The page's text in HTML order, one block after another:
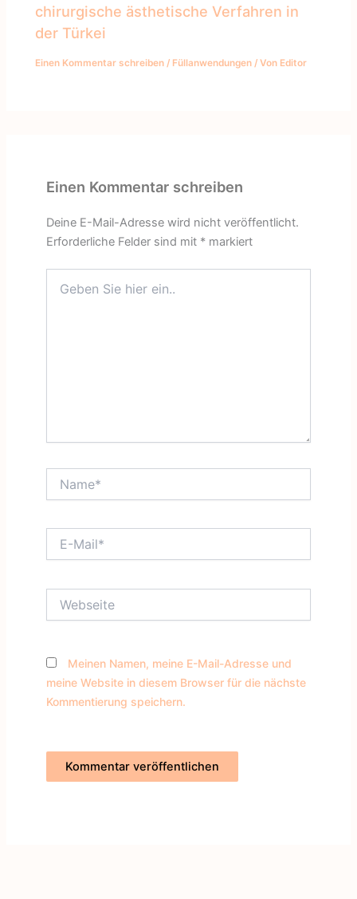
chirurgische ästhetische Verfahren in
der Türkei
Einen Kommentar schreiben / Füllanwendungen / Von Editor
Einen Kommentar schreiben
Deine E-Mail-Adresse wird nicht veröffentlicht.
Erforderliche Felder sind mit *markiert
Sie
Mail*
Meinen Namen, meine E-Mail-Adresse und
meine Website in diesem Browser für die nächste
Kommentierung speichern.